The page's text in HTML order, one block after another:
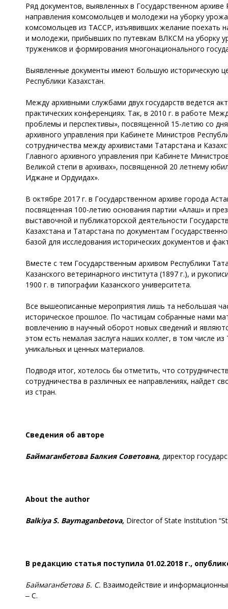
Ряд документов, выявленных в Государственном
направления комсомольцев и молодежи на уборку
комсомольцев из ТАССР, изъявивших желание поехать
и молодежи, прибывших по путевкам ВЛКСМ на уборку
тружеников и формирования многонационального
Выявленные документы имеют большую историческую
Республики Казахстан.
Между архивными службами двух государств ведется
практических конференциях. Так, в 2010 г. в работе
проблемы и перспективы», посвященной 15-летию со
архивного управления при Кабинете Министров
сотрудничества между архивистами Татарстана и
Главного архивного управления при Кабинете
Великой степи в архивах», посвященной 20 летнему
Иджане и Ордуидах».
В октябре 2017 г. в Государственном архиве города
посвященная 100-летию основания партии «Алаш» и
выставочной и публикаторской деятельности
Казахстана и Татарстана по документам
базой для исследования исторических документов и
Вместе с тем Государственным архивом Республики
Казанского ветеринарного института (1897 г.), и
1900 г. в типографии Казанского университета.
Все вышеописанные мероприятия лишь та небольшая
историческое прошлое. По частицам собранные нами
вовлечению в научный оборот новых сведений и
этом есть немалая заслуга наших коллег, в том числе
уникальных и ценных материалов.
Подводя итог, хотелось бы отметить, что
сотрудничества в различных ее направлениях, найдет
из стран.
Сведения об авторе
Баймаганбетова Балкия Советовна, директор
About the author
Balkiya S. Baymaganbetova, Director of State Institution
В редакцию статья поступила 01.02.2018 г.,
Баймаганбетова Б. С. Взаимодействие и
‒ С.